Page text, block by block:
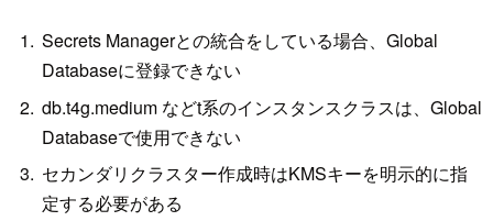
Secrets Managerとの統合をしている場合、Global
Databaseに登録できない
db.t4g.medium などt系のインスタンスクラスは、Global
Databaseで使用できない
セカンダリクラスター作成時はKMSキーを明示的に指
定する必要がある